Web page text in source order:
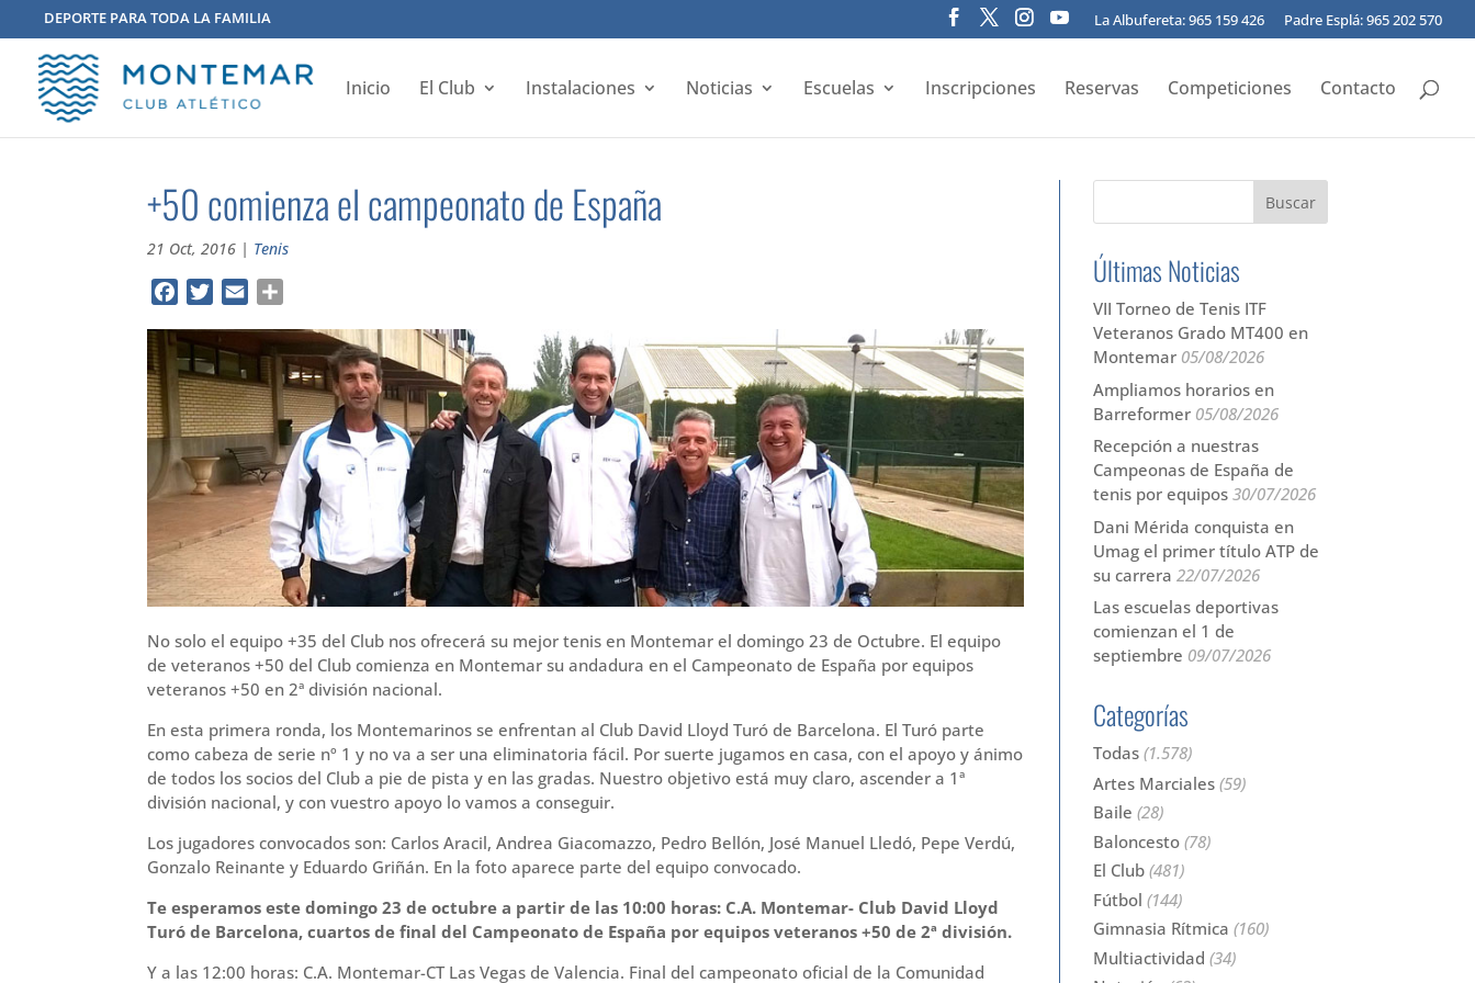
DEPORTE PARA TODA LA FAMILIA La Albufereta: 965 159 426 Padre Esplá: 965 202 570
Inicio El Club Instalaciones Noticias Escuelas Inscripciones Reservas Competiciones Contacto
+50 comienza el campeonato de España
21 Oct, 2016 | Tenis
FacebookTwitterEmail
No solo el equipo +35 del Club nos ofrecerá su mejor tenis en Montemar el domingo 23 de Octubre. El equipo
de veteranos +50 del Club comienza en Montemar su andadura en el Campeonato de España por equipos
veteranos +50 en 2ª división nacional.
En esta primera ronda, los Montemarinos se enfrentan al Club David Lloyd Turó de Barcelona. El Turó parte
como cabeza de serie nº 1 y no va a ser una eliminatoria fácil. Por suerte jugamos en casa, con el apoyo y ánimo
de todos los socios del Club a pie de pista y en las gradas. Nuestro objetivo está muy claro, ascender a 1ª
división nacional, y con vuestro apoyo lo vamos a conseguir.
Los jugadores convocados son: Carlos Aracil, Andrea Giacomazzo, Pedro Bellón, José Manuel Lledó, Pepe Verdú,
Gonzalo Reinante y Eduardo Griñán. En la foto aparece parte del equipo convocado.
Te esperamos este domingo 23 de octubre a partir de las 10:00 horas: C.A. Montemar- Club David Lloyd
Turó de Barcelona, cuartos de final del Campeonato de España por equipos veteranos +50 de 2ª división.
Y a las 12:00 horas: C.A. Montemar-CT Las Vegas de Valencia. Final del campeonato oficial de la Comunidad
Últimas Noticias
VII Torneo de Tenis ITF
Veteranos Grado MT400 en
Montemar 05/08/2026
Ampliamos horarios en
Barreformer 05/08/2026
Recepción a nuestras
Campeonas de España de
tenis por equipos 30/07/2026
Dani Mérida conquista en
Umag el primer título ATP de
su carrera 22/07/2026
Las escuelas deportivas
comienzan el 1 de
septiembre 09/07/2026
Categorías
Todas(1.578)
Artes Marciales(59)
Baile (28)
Baloncesto(78)
El Club(481)
Fútbol (144)
Gimnasia Rítmica (160)
Multiactividad (34)